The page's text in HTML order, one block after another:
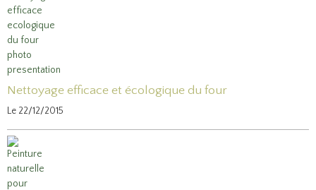
Nettoyage efficace et écologique du four
Le 22/12/2015